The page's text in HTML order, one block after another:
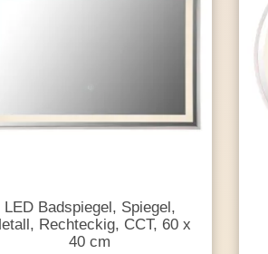
LED Badspiegel, Spiegel,
Rechteckig, CCT, 60 x
40 cm